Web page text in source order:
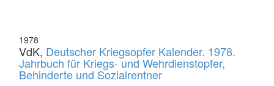
1978
VdK, Deutscher Kriegsopfer Kalender. 1978.
Jahrbuch für Kriegs- und Wehrdienstopfer,
Behinderte und Sozialrentner